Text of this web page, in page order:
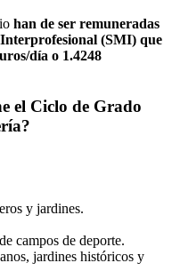
han de ser remuneradas
(SMI) que
día o 1.4248
el Ciclo de Grado
y jardines.
campos de deporte.
jardines históricos y